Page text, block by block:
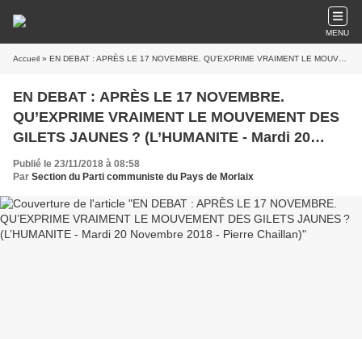
MENU
Accueil » EN DEBAT : APRÈS LE 17 NOVEMBRE. QU’EXPRIME VRAIMENT LE MOUVEMENT DES GILETS JAUNES ? (L’HUMANITE - Mardi 20 Novembre 2018 - Pierre Chaillan)
EN DEBAT : APRÈS LE 17 NOVEMBRE.
QU’EXPRIME VRAIMENT LE MOUVEMENT DES
GILETS JAUNES ? (L’HUMANITE - Mardi 20
Novembre 2018 - Pierre Chaillan)
Publié le 23/11/2018 à 08:58
Par Section du Parti communiste du Pays de Morlaix